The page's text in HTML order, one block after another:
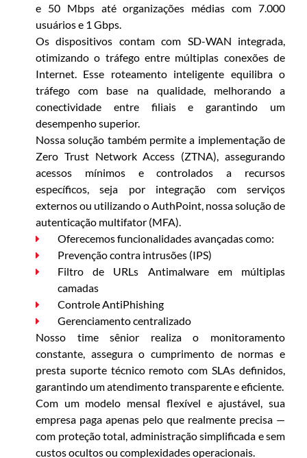
e 50 Mbps até organizações médias com 7.000
usuários e 1 Gbps.
Os dispositivos contam com SD-WAN integrada,
otimizando o tráfego entre múltiplas conexões de
Internet. Esse roteamento inteligente equilibra o
tráfego com base na qualidade, melhorando a
conectividade entre filiais e garantindo um
desempenho superior.
Nossa solução também permite a implementação de
Zero Trust Network Access (ZTNA), assegurando
acessos mínimos e controlados a recursos
específicos, seja por integração com serviços
externos ou utilizando o AuthPoint, nossa solução de
autenticação multifator (MFA).
Oferecemos funcionalidades avançadas como:
Prevenção contra intrusões (IPS)
Filtro de URLs Antimalware em múltiplas
camadas
Controle AntiPhishing
Gerenciamento centralizado
Nosso time sênior realiza o monitoramento
constante, assegura o cumprimento de normas e
presta suporte técnico remoto com SLAs definidos,
garantindo um atendimento transparente e eficiente.
Com um modelo mensal flexível e ajustável, sua
empresa paga apenas pelo que realmente precisa —
com proteção total, administração simplificada e sem
custos ocultos ou complexidades operacionais.